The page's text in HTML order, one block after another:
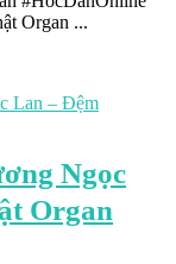
Organ ...
Ngọc
Organ